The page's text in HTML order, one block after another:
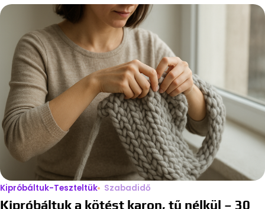
Kipróbáltuk-Teszteltük Szabadidő
Kipróbáltuk a kötést karon, tű nélkül – 30